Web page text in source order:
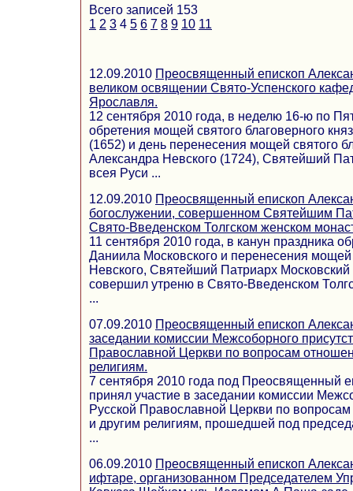
Всего записей 153
1 2 3 4 5 6 7 8 9 10 11
12.09.2010 Преосвященный епископ
великом освящении Свято-Успенского
Ярославля.
12 сентября 2010 года, в неделю 16-ю по
обретения мощей святого благоверного
(1652) и день перенесения мощей святого
Александра Невского (1724), Святейший
всея Руси ...
12.09.2010 Преосвященный епископ
богослужении, совершенном Святейшим
Свято-Введенском Толгском женском
11 сентября 2010 года, в канун праздника
Даниила Московского и перенесения мощей
Невского, Святейший Патриарх
совершил утреню в Свято-Введенском
...
07.09.2010 Преосвященный епископ
заседании комиссии Межсоборного
Православной Церкви по вопросам
религиям.
7 сентября 2010 года под Преосвященный
принял участие в заседании комиссии
Русской Православной Церкви по
и другим религиям, прошедшей под
...
06.09.2010 Преосвященный епископ
ифтаре, организованном Председателем